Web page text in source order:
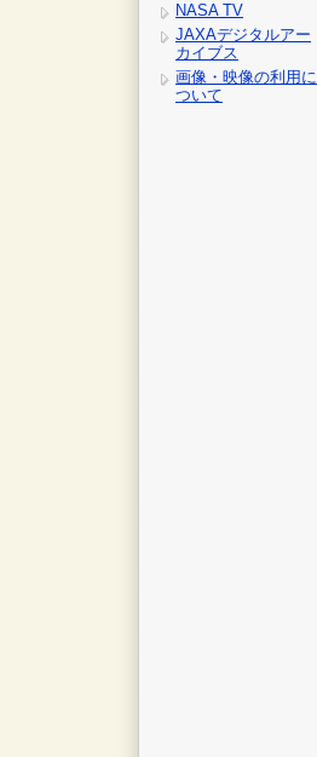
NASA TV
JAXAデジタルアー
カイブス
画像・映像の利用に
ついて